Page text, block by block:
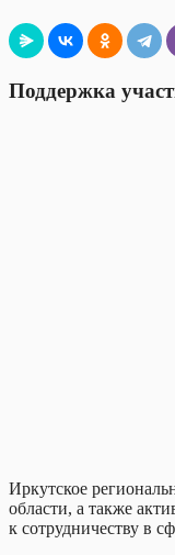
Поддержка
Иркутское
области, а также
к сотрудничеству в